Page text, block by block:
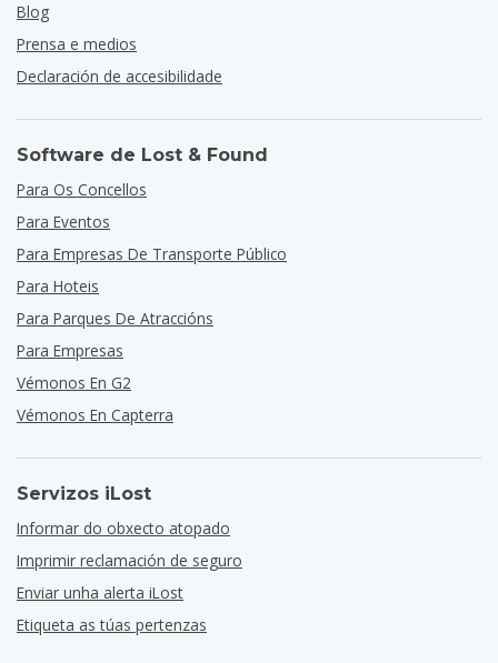
Blog
Prensa e medios
Declaración de accesibilidade
Software de Lost & Found
Para Os Concellos
Para Eventos
Para Empresas De Transporte Público
Para Hoteis
Para Parques De Atraccións
Para Empresas
Vémonos En G2
Vémonos En Capterra
Servizos iLost
Informar do obxecto atopado
Imprimir reclamación de seguro
Enviar unha alerta iLost
Etiqueta as túas pertenzas